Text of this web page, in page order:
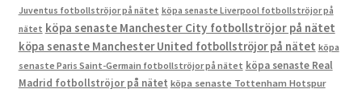
Juventus fotbollströjor på nätet köpa senaste Liverpool fotbollströjor på
nätet köpa senaste Manchester City fotbollströjor på nätet
köpa senaste Manchester United fotbollströjor på nätet köpa
senaste Paris Saint-Germain fotbollströjor på nätet köpa senaste Real
Madrid fotbollströjor på nätet köpa senaste Tottenham Hotspur